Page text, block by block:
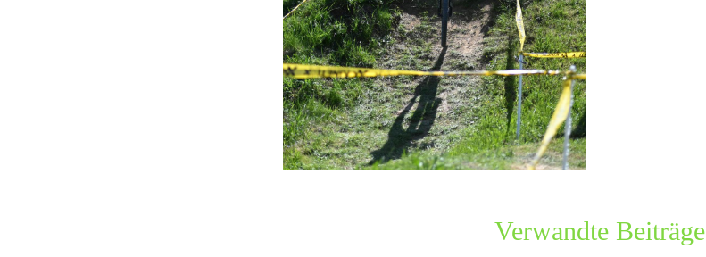
Verwandte Beiträge